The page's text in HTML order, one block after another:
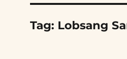
Tag: Lobsang